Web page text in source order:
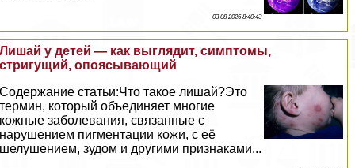
03 08 2026 8:40:43
Лишай у детей — как выглядит, симптомы,
стригущий, опоясывающий
Содержание статьи:Что такое лишай?Это
термин, который объединяет многие
кожные заболевания, связанные с
нарушением пигментации кожи, с её
шелушением, зудом и другими признаками...